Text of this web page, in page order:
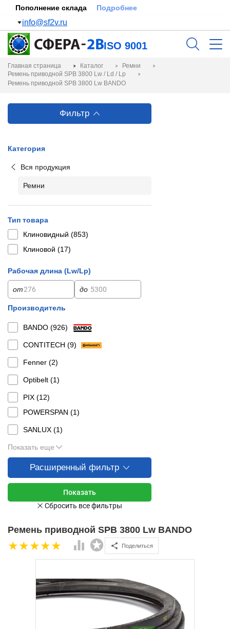
Пополнение склада Подробнее
info@sf2v.ru
ISO 9001
Главная страница Каталог
Ремни
Ремень приводной SPB 3800 Lw / Ld / Lp
Ремень приводной SPB 3800 Lw BANDO
Фильтр
Категория
Вся продукция
Ремни
Тип товара
Клиновидный (853)
Клиновой (17)
Рабочая длина (Lw/Lp)
от до
Производитель
BANDO (926)
CONTITECH (9)
Fenner (2)
Optibelt (1)
PIX (12)
POWERSPAN (1)
SANLUX (1)
Показать еще
Расширенный фильтр
Ремень приводной SPB 3800 Lw BANDO
Поделиться